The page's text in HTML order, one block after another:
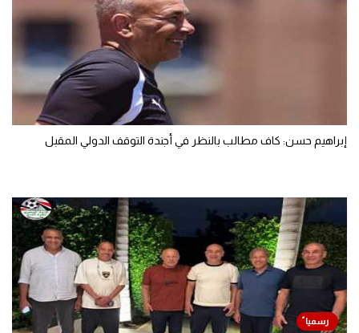
إبراهيم حسن: كاف مطالب بالنظر في أجندة التوقف الدولي المقبل